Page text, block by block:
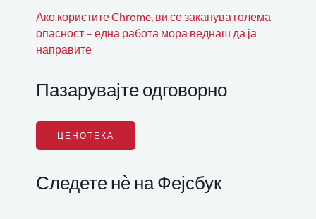
Ако користите Chrome, ви се заканува голема
опасност – една работа мора веднаш да ја
направите
Пазарувајте одговорно
ЦЕНОТЕКА
Следете нѐ на Фејсбук